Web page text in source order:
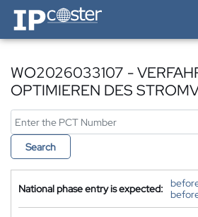
IP-Coster — Home
WO2026033107 -
OPTIMIEREN DES
Search
National phase entry is expected: